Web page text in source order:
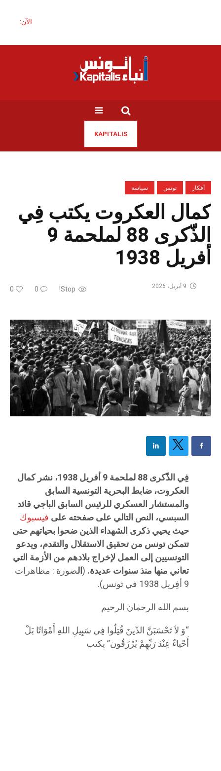
الآن:
KAPITALIS
أفكار تونس سياسة
كمال العكروت يكتب فِي
الذّكرى 88 لملحمة 9
أفريل 1938
Stop!
0
0 9 أبريل، 2026
فِي الذّكرى 88 لملحمة 9 أفريل 1938، نشر كمال
العكروت، ضابط البحرية التونسية السابق
والمستشار العسكري للرئيس السابق الباجي قائد
السبسي، النص التالي على صفحته على فيسبوك
حيث يحيي ذكرى الشهداء الذين ضحوا بحياتهم حتى
تتمكن تونس من تحقيق الاستقلال والتقدم، ويدعو
التونسيين إلى العمل لإخراج بلادهم من الأزمة التي
تعاني منها منذ سنوات عديدة. (الصورة : مظاهرات
9 أفِريل 1938 في تونس).
بسم الله الرحمان الرحيم
“وَ لاَ تَحْسَبَنَّ الذّينَ قُتِلُوا فِي سَبِيلِ اللهِ أَمْوَاتًا بَلْ
أَحْياءٌ عِنْدَ رَبِّهِمْ يُرْزَقُون” يكتب